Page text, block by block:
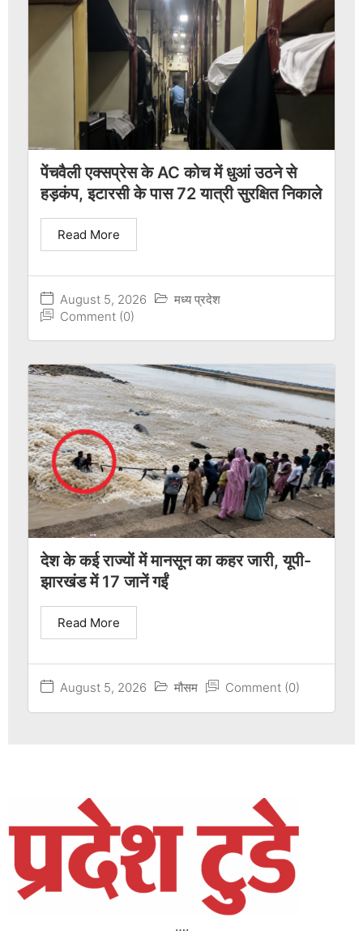
पेंचवैली एक्सप्रेस के AC कोच में धुआं उठने से
हड़कंप, इटारसी के पास 72 यात्री सुरक्षित निकाले
August 5, 2026
मध्य प्रदेश
Comment (0)
Read More
देश के कई राज्यों में मानसून का कहर जारी, यूपी-
झारखंड में 17 जानें गईं
August 5, 2026 मौसम Comment (0)
Read More
….